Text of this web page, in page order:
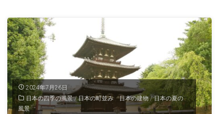
山
五
塔
夏
2024年7月26日
日本の四季の風景 / 日本の町並み 日本の建物 / 日本の夏の
風景